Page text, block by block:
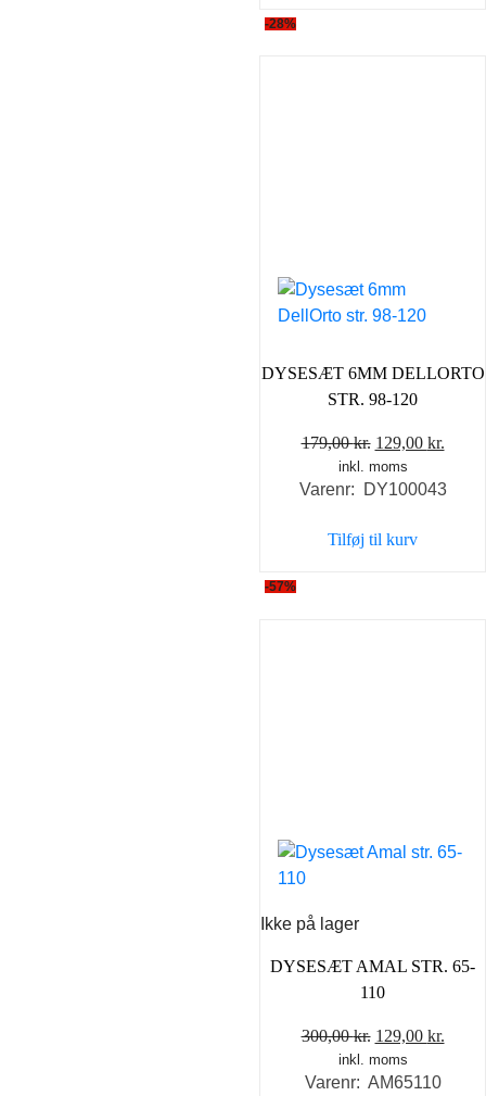
-28%
DYSESÆT 6MM DELLORTO
STR. 98-120
179,00kr. Den
oprindelige
pris
179,00 kr..
129,00 kr.
pris
inkl. moms
Varenr: DY100043
Tilføj til kurv
-57%
Ikke på lager
DYSESÆT AMAL STR. 65-
110
300,00kr. Den
oprindelige
pris
129,00 kr.
inkl. moms
Varenr: AM65110